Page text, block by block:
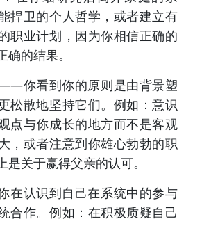
捍卫的个人哲学，或者建立有
职业计划，因为你相信正确的
确的结果。
你看到你的原则是由背景塑
松散地坚持它们。例如：意识
点与你成长的地方而不是客观
，或者注意到你雄心勃勃的职
是关于赢得父亲的认可。
认识到自己在系统中的参与
合作。例如：在积极质疑自己